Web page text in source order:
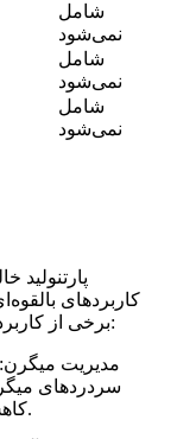
شامل
نمی‌شود
شامل
نمی‌شود
شامل
نمی‌شود
پارتنولید
کاربردهای
برخی از کاربردهای بالقوه پارتنولید خالص آورده شده است:
سردردهای
کاهش التهاب و مهار تجمع پلاکت‌ها عمل می‌کند.